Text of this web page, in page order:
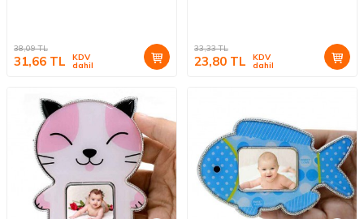
38,09TL
31,66 TL KDV
dahil
33,33TL
23,80 TL KDV
dahil